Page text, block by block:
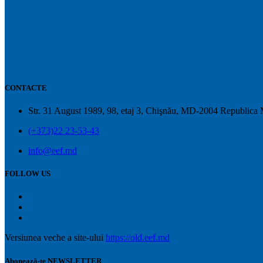
CONTACTE
Str. 31 August 1989, 98, etaj 3, Chişnău, MD-2004 Republica
(+373)22 23-53-43
info@eef.md
FOLLOW US
Versiunea veche a site-ului https://old.eef.md
Abonează-te NEWSLETTER